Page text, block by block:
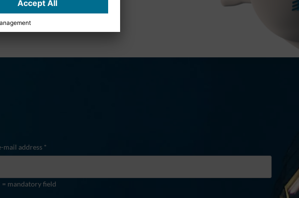
mail address *
= mandatory field